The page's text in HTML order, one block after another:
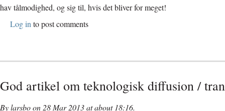
hav tålmodighed, og sig til, hvis det bliver for meget!
Log into post comments
God artikel om teknologisk diffusion /
By larsbo on 28 Mar 2013 at about 18:16.